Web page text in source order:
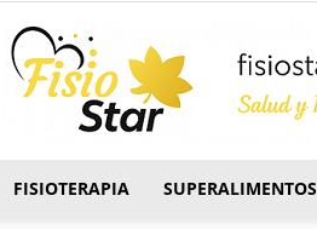
FISIOTERAPIA SUPERALIMENTOS